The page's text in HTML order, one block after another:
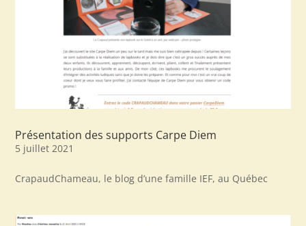
Présentation des supports Carpe Diem
5 juillet 2021
CrapaudChameau, le blog d’une famille IEF, au Québec